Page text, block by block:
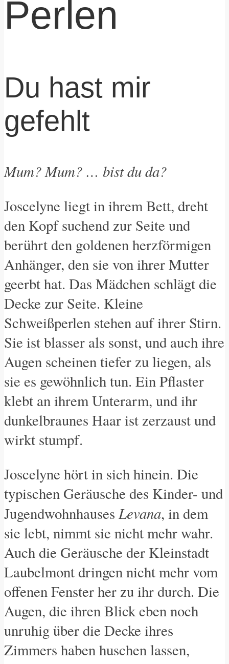
Perlen
Du hast mir
gefehlt
Mum? Mum? … bist du da?
Joscelyne liegt in ihrem Bett, dreht
den Kopf suchend zur Seite und
berührt den goldenen herzförmigen
Anhänger, den sie von ihrer Mutter
geerbt hat. Das Mädchen schlägt die
Decke zur Seite. Kleine
Schweißperlen stehen auf ihrer Stirn.
Sie ist blasser als sonst, und auch ihre
Augen scheinen tiefer zu liegen, als
sie es gewöhnlich tun. Ein Pflaster
klebt an ihrem Unterarm, und ihr
dunkelbraunes Haar ist zerzaust und
wirkt stumpf.
Joscelyne hört in sich hinein. Die
typischen Geräusche des Kinder- und
Jugendwohnhauses Levana, in dem
sie lebt, nimmt sie nicht mehr wahr.
Auch die Geräusche der Kleinstadt
Laubelmont dringen nicht mehr vom
offenen Fenster her zu ihr durch. Die
Augen, die ihren Blick eben noch
unruhig über die Decke ihres
Zimmers haben huschen lassen,